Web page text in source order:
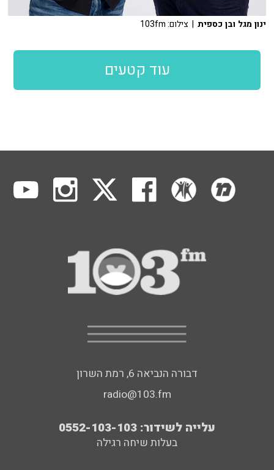
ינון מגל ובן כספית | צילום: 103fm
עוד קטעים
דבורה הנביאה 6, רמת השרון
radio@103.fm
עלייה לשידור: 0552-103-103
בעלות שיחה רגילה